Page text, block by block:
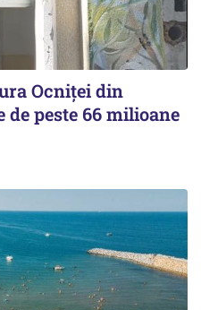
Ocniței din
peste 66 milioane